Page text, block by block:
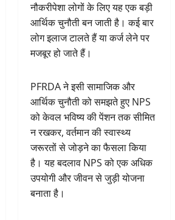
नौकरीपेशा लोगों के लिए यह एक बड़ी
आर्थिक चुनौती बन जाती है। कई बार
लोग इलाज टालते हैं या कर्ज लेने पर
मजबूर हो जाते हैं।
PFRDA ने इसी सामाजिक और
आर्थिक चुनौती को समझते हुए NPS
को केवल भविष्य की पेंशन तक सीमित
न रखकर, वर्तमान की स्वास्थ्य
जरूरतों से जोड़ने का फैसला किया
है। यह बदलाव NPS को एक अधिक
उपयोगी और जीवन से जुड़ी योजना
बनाता है।